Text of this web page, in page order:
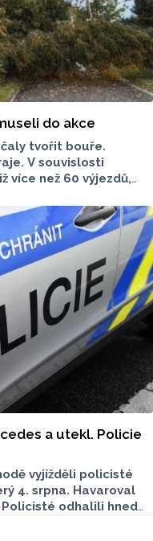
do akce
tvořit bouře.
V souvislosti
více než 60 výjezdů,
na sociálních sítích.
a utekl. Policie
vyjížděli policisté
4. srpna. Havaroval
odhalili hned